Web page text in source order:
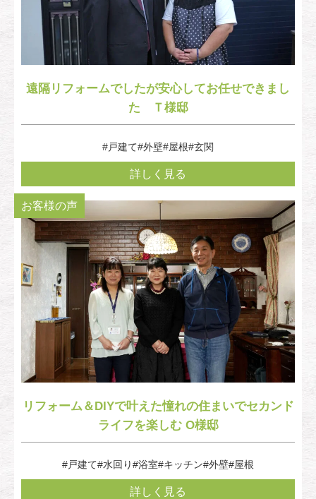
遠隔リフォームでしたが安心してお任せできまし
た Ｔ様邸
#戸建て#外壁#屋根#玄関
詳しく見る
お客様の声
リフォーム＆DIYで叶えた憧れの住まいでセカンド
ライフを楽しむ O様邸
#戸建て#水回り#浴室#キッチン#外壁#屋根
詳しく見る